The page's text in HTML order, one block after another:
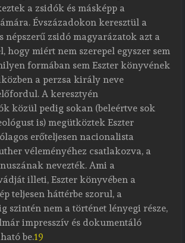
a zsidók és másképp a
Évszázadokon keresztül a
népszerű zsidó magyarázatok azt a
hogy miért nem szerepel egyszer sem
formában sem Eszter könyvének
a perzsa király neve
A keresztyén
közül pedig sokan (beleértve sok
is) megütköztek Eszter
erőteljesen nacionalista
véleményéhez csatlakozva, a
nevezték. Ami a
illeti, Eszter könyvében a
teljesen háttérbe szorul, a
szintén nem a történet lényegi része,
impresszív és dokumentáló
be.19